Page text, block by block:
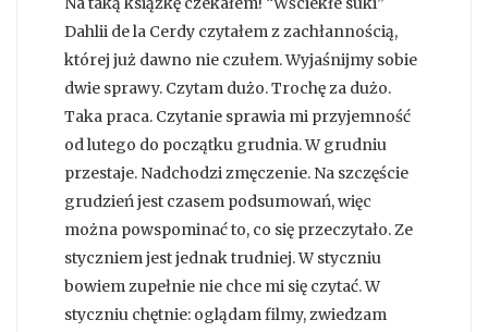
Dahlii de la Cerdy czytałem z zachłannością,
której już dawno nie czułem. Wyjaśnijmy sobie
dwie sprawy. Czytam dużo. Trochę za dużo.
Taka praca. Czytanie sprawia mi przyjemność
od lutego do początku grudnia. W grudniu
przestaje. Nadchodzi zmęczenie. Na szczęście
grudzień jest czasem podsumowań, więc
można powspominać to, co się przeczytało. Ze
styczniem jest jednak trudniej. W styczniu
bowiem zupełnie nie chce mi się czytać. W
styczniu chętnie: oglądam filmy, zwiedzam